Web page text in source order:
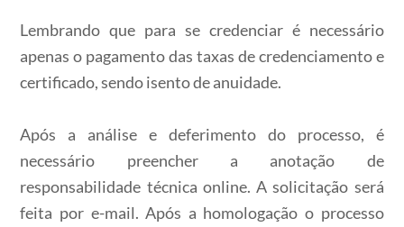
Lembrando que para se credenciar é necessário
apenas o pagamento das taxas de credenciamento e
certificado, sendo isento de anuidade.
Após a análise e deferimento do processo, é
necessário preencher a anotação de
responsabilidade técnica online. A solicitação será
feita por e-mail. Após a homologação o processo